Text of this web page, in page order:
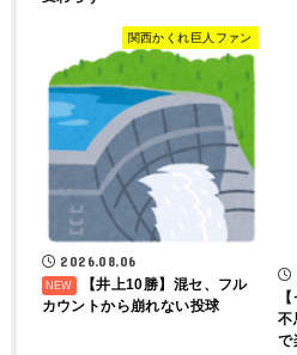
関西かくれ巨人ファン
2026.08.06
【井上10勝】混セ、フル
カウントから崩れない投球
不
で